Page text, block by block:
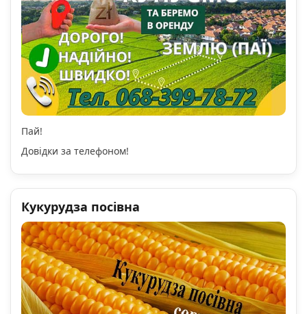
Пай!
Довідки за телефоном!
Кукурудза посівна